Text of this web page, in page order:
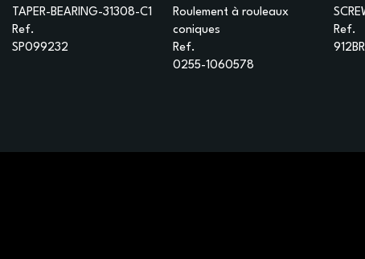
TAPER-BEARING-31308-C1
Ref.
SP099232
Roulement à rouleaux
coniques
Ref.
0255-1060578
Ref.